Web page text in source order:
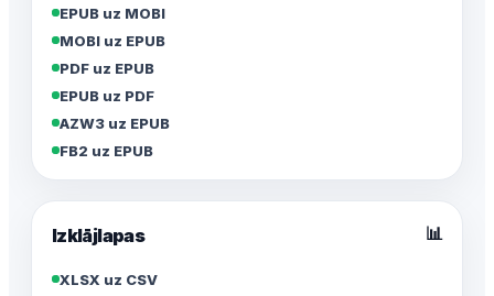
EPUB uz MOBI
MOBI uz EPUB
PDF uz EPUB
EPUB uz PDF
AZW3 uz EPUB
FB2 uz EPUB
Izklājlapas 📊
XLSX uz CSV